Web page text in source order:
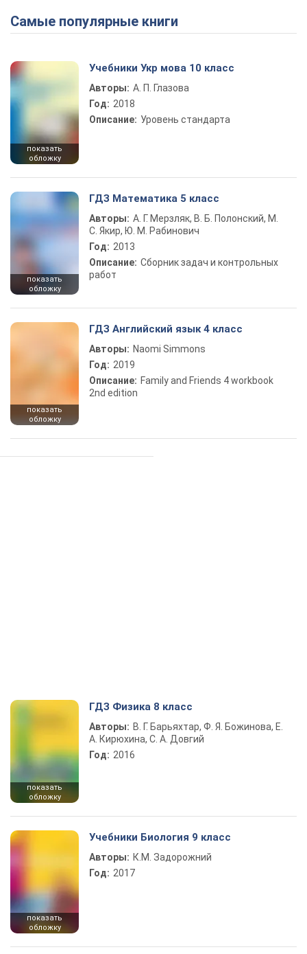
Самые популярные книги
показать
обложку
Учебники Укр мова 10 класс
Авторы: А. П. Глазова
Год: 2018
Описание: Уровень стандарта
показать
обложку
ГДЗ Математика 5 класс
Авторы: А. Г. Мерзляк, В. Б. Полонский, М.
С. Якир, Ю. М. Рабинович
Год: 2013
Описание: Сборник задач и контрольных
работ
показать
обложку
ГДЗ Английский язык 4 класс
Авторы: Naomi Simmons
Год: 2019
Описание: Family and Friends 4 workbook
2nd edition
показать
обложку
ГДЗ Физика 8 класс
Авторы: В. Г. Барьяхтар, Ф. Я. Божинова, Е.
А. Кирюхина, С. А. Довгий
Год: 2016
показать
обложку
Учебники Биология 9 класс
Авторы: К.М. Задорожний
Год: 2017